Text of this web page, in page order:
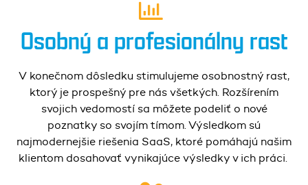
Osobný a profesionálny rast
V konečnom dôsledku stimulujeme osobnostný rast,
ktorý je prospešný pre nás všetkých. Rozšírením
svojich vedomostí sa môžete podeliť o nové
poznatky so svojím tímom. Výsledkom sú
najmodernejšie riešenia SaaS, ktoré pomáhajú našim
klientom dosahovať vynikajúce výsledky v ich práci.